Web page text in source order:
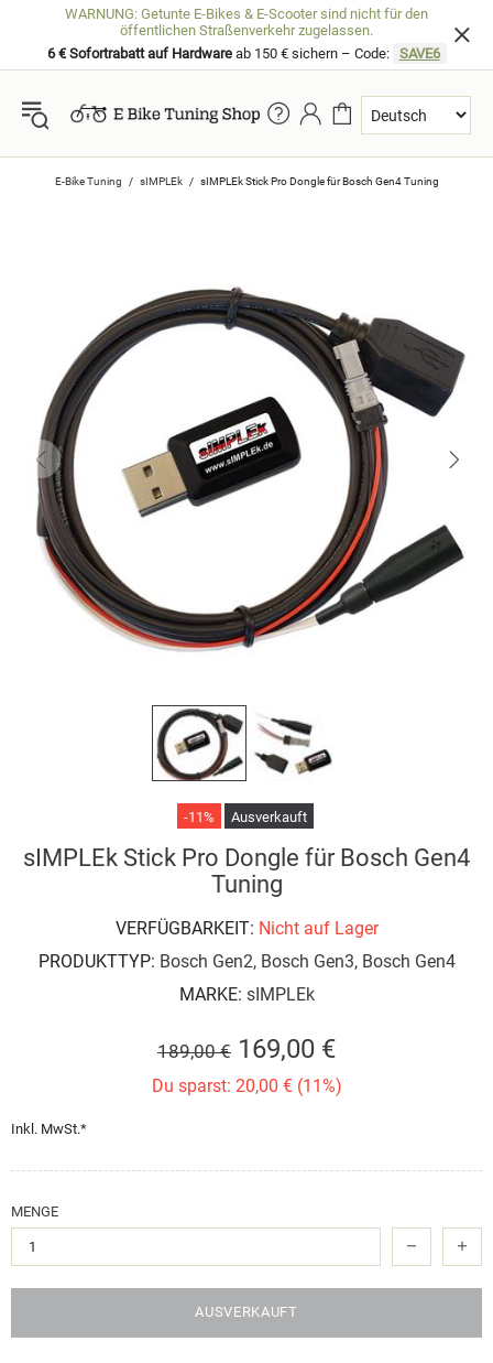
WARNUNG: Getunte E-Bikes & E-Scooter sind nicht für den
öffentlichen Straßenverkehr zugelassen.
6 € Sofortrabatt auf Hardwareab 150 € sichern – Code: SAVE6
E-Bike Tuning sIMPLEk sIMPLEk Stick Pro Dongle für Bosch Gen4 Tuning
-11% Ausverkauft
sIMPLEk Stick Pro Dongle für Bosch Gen4
Tuning
VERFÜGBARKEIT: Nicht auf Lager
PRODUKTTYP: Bosch Gen2, Bosch Gen3, Bosch Gen4
MARKE: sIMPLEk
189,00 € 169,00 €
Du sparst: 20,00 € (11%)
Inkl. MwSt.*
MENGE
AUSVERKAUFT